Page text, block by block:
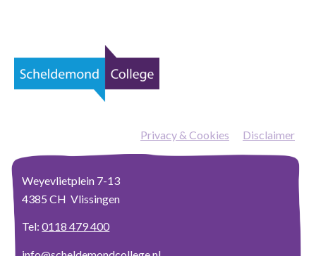
Privacy & Cookies Disclaimer
Weyevlietplein 7-13
4385 CH Vlissingen
Tel:0118 479 400